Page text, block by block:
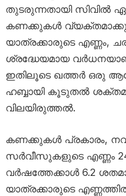
തുടരുന്നതായി സിവിൽ
കണക്കുകൾ
യാത്രക്കാരുടെ എണ്ണം,
ശ്രദ്ധേയമായ
ഇതിലൂടെ ഖത്തർ ഒരു
ഹബ്ബായി കൂടുതൽ
വിലയിരുത്തൽ.
കണക്കുകൾ പ്രകാരം,
സർവീസുകളുടെ എണ്ണം
വർഷത്തേക്കാൾ 6.2
യാത്രക്കാരുടെ